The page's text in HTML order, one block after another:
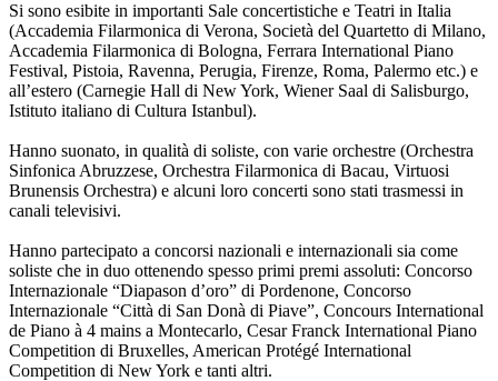
Si sono esibite in importanti Sale concertistiche e Teatri in Italia
(Accademia Filarmonica di Verona, Società del Quartetto di Milano,
Accademia Filarmonica di Bologna, Ferrara International Piano
Festival, Pistoia, Ravenna, Perugia, Firenze, Roma, Palermo etc.) e
all’estero (Carnegie Hall di New York, Wiener Saal di Salisburgo,
Istituto italiano di Cultura Istanbul).
Hanno suonato, in qualità di soliste, con varie orchestre (Orchestra
Sinfonica Abruzzese, Orchestra Filarmonica di Bacau, Virtuosi
Brunensis Orchestra) e alcuni loro concerti sono stati trasmessi in
canali televisivi.
Hanno partecipato a concorsi nazionali e internazionali sia come
soliste che in duo ottenendo spesso primi premi assoluti: Concorso
Internazionale “Diapason d’oro” di Pordenone, Concorso
Internazionale “Città di San Donà di Piave”, Concours International
de Piano à 4 mains a Montecarlo, Cesar Franck International Piano
Competition di Bruxelles, American Protégé International
Competition di New York e tanti altri.